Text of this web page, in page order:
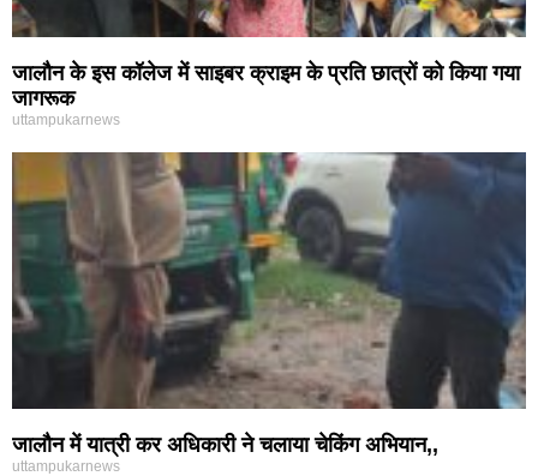
जालौन के इस कॉलेज में साइबर क्राइम के प्रति छात्रों को किया गया
जागरूक
uttampukarnews
जालौन में यात्री कर अधिकारी ने चलाया चेकिंग अभियान,,
uttampukarnews